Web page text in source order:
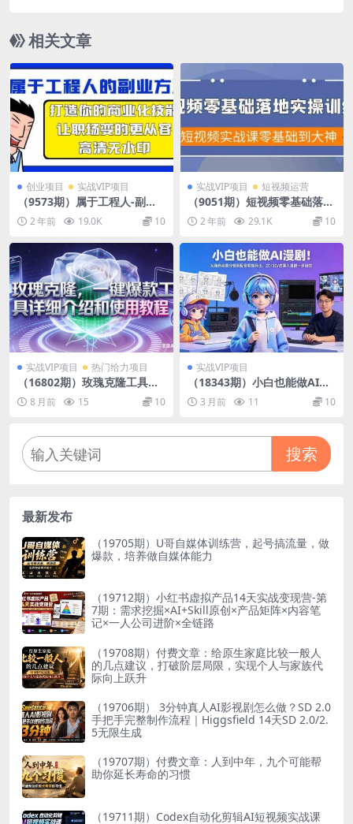
相关文章
创业项目 实战VIP项目
（9573期）属于工程人-副业
方法论，打造你的商业化技
能，让职场变的更从容-高清无
水印
2 年前 19.0K 10
实战VIP项目 短视频运营
（9051期）短视频零基础落地
实战特训营，短视频实战课零
基础到大神
2 年前 29.1K 10
实战VIP项目 热门给力项目
（16802期）玫瑰克隆工具，
自媒体必备神器，一键爆款工
具详细介绍和使用教程
8 月前 15 10
实战VIP项目
（18343期）小白也能做AI漫
剧！从角色场景分镜到配音剪
辑导出，2D/3D/仿真人漫剧一
3 月前 11 10
搜索
最新发布
（19705期）U哥自媒体训练营，起号搞流量，做
爆款，培养做自媒体能力
（19712期）小红书虚拟产品14天实战变现营-第
7期：需求挖掘×AI+Skill原创×产品矩阵×内容笔
记×一人公司进阶×全链路
（19708期）付费文章：给原生家庭比较一般人
的几点建议，打破阶层局限，实现个人与家族代
际向上跃升
（19706期） 3分钟真人AI影视剧怎么做？SD 2.0
手把手完整制作流程｜Higgsfield 14天SD 2.0/2.
5无限生成
（19707期）付费文章：人到中年，九个可能帮
助你延长寿命的习惯
（19711期）Codex自动化剪辑AI短视频实战课